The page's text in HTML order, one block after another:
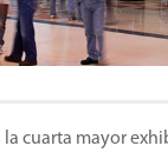
cuarta mayor